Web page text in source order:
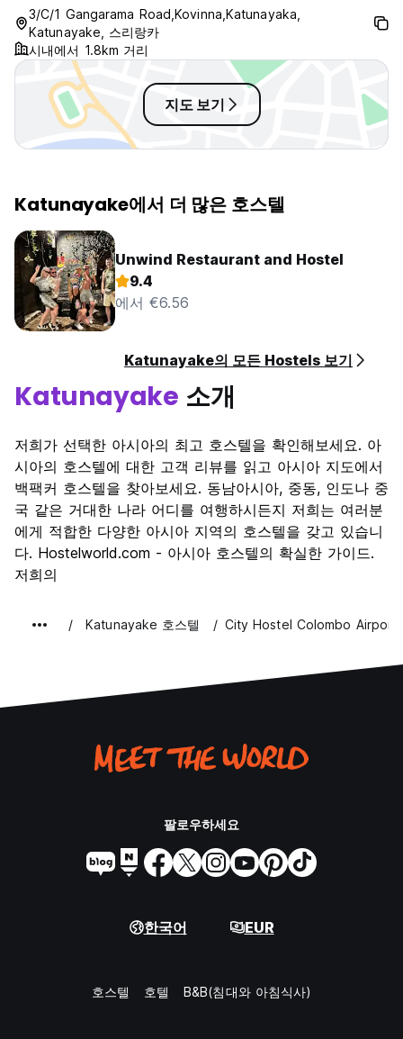
when you book it.)
3/C/1 Gangarama Road,Kovinna,Katunayaka,
Katunayake, 스리랑카
시내에서 1.8km 거리
지도 보기
Katunayake에서 더 많은 호스텔
Unwind Restaurant and Hostel
9.4
에서 €6.56
Katunayake의 모든 Hostels 보기
Katunayake 소개
저희가 선택한 아시아의 최고 호스텔을 확인해보세요. 아
시아의 호스텔에 대한 고객 리뷰를 읽고 아시아 지도에서
백팩커 호스텔을 찾아보세요. 동남아시아, 중동, 인도나 중
국 같은 거대한 나라 어디를 여행하시든지 저희는 여러분
에게 적합한 다양한 아시아 지역의 호스텔을 갖고 있습니
다. Hostelworld.com - 아시아 호스텔의 확실한 가이드.
저희의
Katunayake 호스텔 City Hostel Colombo Airport
팔로우하세요
한국어 EUR
호스텔 호텔 B&B(침대와 아침식사)